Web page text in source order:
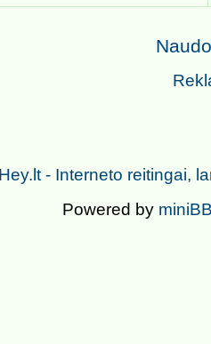
Powered by